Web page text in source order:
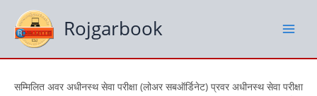
content
Rojgarbook
सम्मिलित अवर अधीनस्थ सेवा परीक्षा (लोअर सबऑर्डिनेट) प्रवर अधीनस्थ सेवा परीक्षा